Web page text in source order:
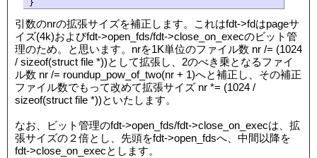
引数のnrの拡張サイズを補正します。これはfdt->fdはpageサ
イズ(4k)およびfdt->open_fds/fdt->close_on_execのビット管
理のため。と思います。nrを1K単位のファイル数 nr /= (1024
/ sizeof(struct file *))として拡張し、2のべき乗となるファイ
ル数 nr /= roundup_pow_of_two(nr + 1)へと補正し、その補正
ファイル数でもって改めて拡張サイズ nr *= (1024 /
sizeof(struct file *))といたします。
なお、ビット管理のfdt->open_fds/fdt->close_on_execは、拡
張サイズの２倍とし、先頭をfdt->open_fdsへ、中間以降を
fdt->close_on_execとします。